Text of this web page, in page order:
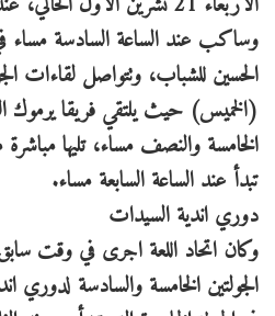
وساكب عند الساعة السادسة مساء
الحسين للشباب، وتتواصل لقاءات
(الخميس) حيث يلتقي فريقا يرموك
الخامسة والنصف مساء، تليها مباشرة
تبدأ عند الساعة السابعة مساء.
دوري اندية السيدات
وكان اتحاد اللعة اجرى في وقت
الجولتين الخامسة والسادسة لدوري